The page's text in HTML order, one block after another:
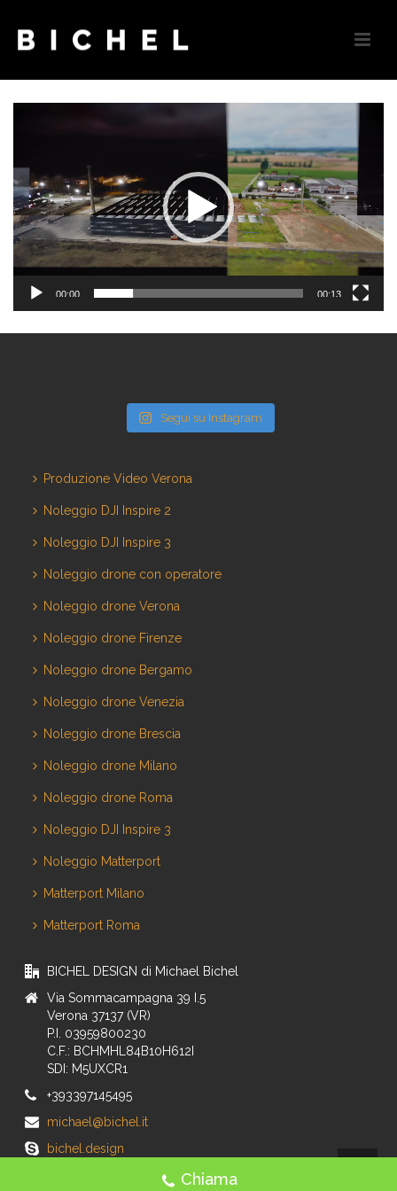
00:00 00:13
Segui su Instagram
Produzione Video Verona
Noleggio DJI Inspire 2
Noleggio DJI Inspire 3
Noleggio drone con operatore
Noleggio drone Verona
Noleggio drone Firenze
Noleggio drone Bergamo
Noleggio drone Venezia
Noleggio drone Brescia
Noleggio drone Milano
Noleggio drone Roma
Noleggio DJI Inspire 3
Noleggio Matterport
Matterport Milano
Matterport Roma
BICHEL DESIGN di Michael Bichel
Via Sommacampagna 39 I.5
Verona 37137 (VR)
P.I. 03959800230
C.F.: BCHMHL84B10H612I
SDI: M5UXCR1
+393397145495
michael@bichel.it
bichel.design
Chiama